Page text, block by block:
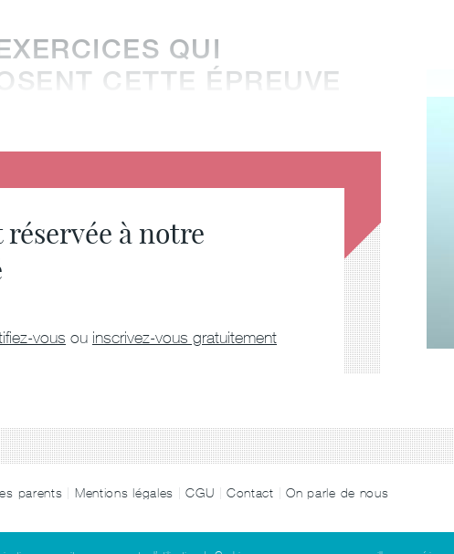
QUI
CETTE ÉPREUVE
à notre
vous ou inscrivez-vous gratuitement
parents Mentions légales CGU Contact
On parle de nous